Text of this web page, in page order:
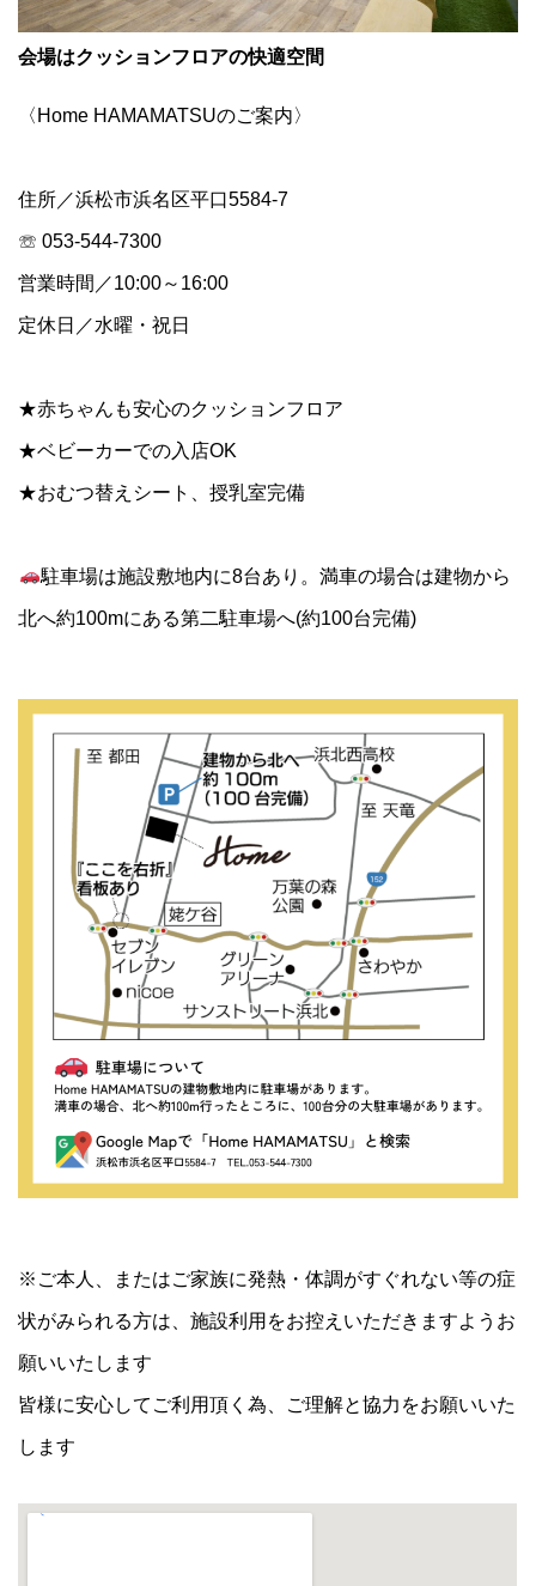
会場はクッションフロアの快適空間
〈Home HAMAMATSUのご案内〉
住所／浜松市浜名区平口5584-7
☏ 053-544-7300
営業時間／10:00～16:00
定休日／水曜・祝日
★赤ちゃんも安心のクッションフロア
★ベビーカーでの入店OK
★おむつ替えシート、授乳室完備
駐車場は施設敷地内に8台あり。満車の場合は建物から
北へ約100mにある第二駐車場へ(約100台完備)
※ご本人、またはご家族に発熱・体調がすぐれない等の症
状がみられる方は、施設利用をお控えいただきますようお
願いいたします
‪皆様に安心してご利用頂く為、ご理解と協力をお願いいた
します